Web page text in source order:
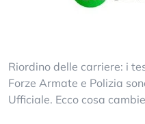
Riordino delle carriere: i
Forze Armate e Polizia
Ufficiale. Ecco cosa